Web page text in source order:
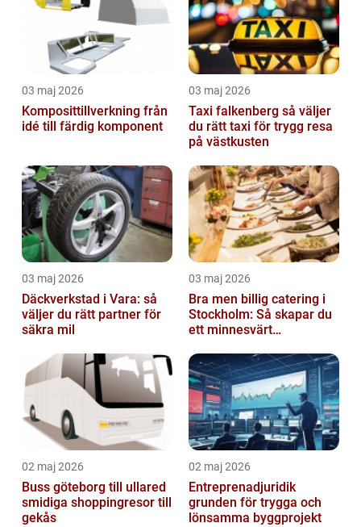
03 maj 2026
Komposittillverkning från
idé till färdig komponent
03 maj 2026
Taxi falkenberg så väljer
du rätt taxi för trygg resa
på västkusten
03 maj 2026
Däckverkstad i Vara: så
väljer du rätt partner för
säkra mil
03 maj 2026
Bra men billig catering i
Stockholm: Så skapar du
ett minnesvärt
02 maj 2026
Buss göteborg till ullared
smidiga shoppingresor till
gekås
02 maj 2026
Entreprenadjuridik
grunden för trygga och
lönsamma byggprojekt